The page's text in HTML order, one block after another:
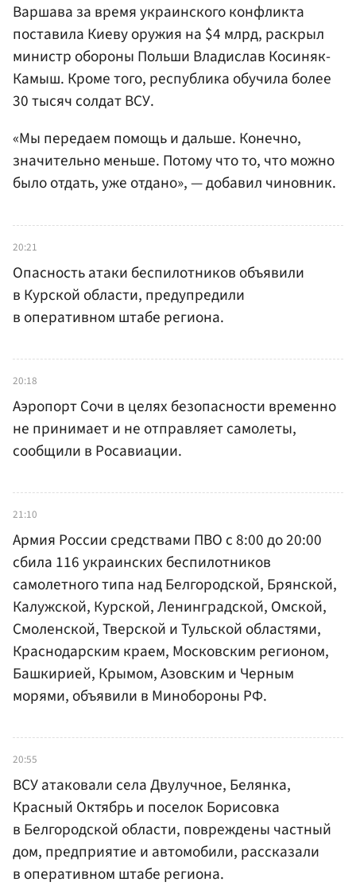
Варшава за время украинского конфликта
поставила Киеву оружия на $4 млрд, раскрыл
министр обороны Польши Владислав Косиняк-
Камыш. Кроме того, республика обучила более
30 тысяч солдат ВСУ.
«Мы передаем помощь и дальше. Конечно,
значительно меньше. Потому что то, что можно
было отдать, уже отдано», — добавил чиновник.
20:21
Опасность атаки беспилотников объявили
в Курской области, предупредили
в оперативном штабе региона.
20:18
Аэропорт Сочи в целях безопасности временно
не принимает и не отправляет самолеты,
сообщили в Росавиации.
21:10
Армия России средствами ПВО с 8:00 до 20:00
сбила 116 украинских беспилотников
самолетного типа над Белгородской, Брянской,
Калужской, Курской, Ленинградской, Омской,
Смоленской, Тверской и Тульской областями,
Краснодарским краем, Московским регионом,
Башкирией, Крымом, Азовским и Черным
морями, объявили в Минобороны РФ.
20:55
ВСУ атаковали села Двулучное, Белянка,
Красный Октябрь и поселок Борисовка
в Белгородской области, повреждены частный
дом, предприятие и автомобили, рассказали
в оперативном штабе региона.